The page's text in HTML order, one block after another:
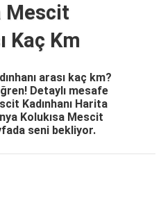
Mescit
Kaç Km
arası kaç km?
Detaylı mesafe
Kadınhanı Harita
Kolukısa Mescit
seni bekliyor.